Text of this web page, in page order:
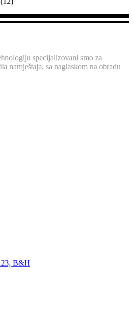
specijalizovani smo za
namještaja, sa naglaskom na obradu
B&H